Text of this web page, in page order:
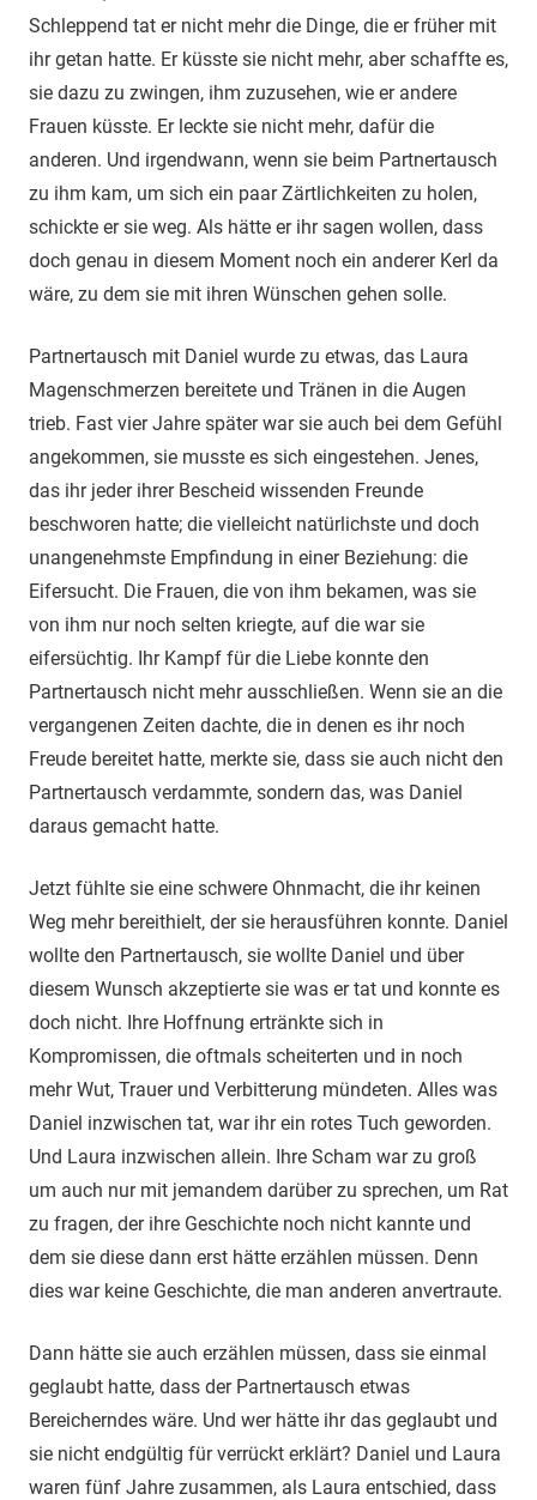
Schleppend tat er nicht mehr die Dinge, die er früher mit
ihr getan hatte. Er küsste sie nicht mehr, aber schaffte es,
sie dazu zu zwingen, ihm zuzusehen, wie er andere
Frauen küsste. Er leckte sie nicht mehr, dafür die
anderen. Und irgendwann, wenn sie beim Partnertausch
zu ihm kam, um sich ein paar Zärtlichkeiten zu holen,
schickte er sie weg. Als hätte er ihr sagen wollen, dass
doch genau in diesem Moment noch ein anderer Kerl da
wäre, zu dem sie mit ihren Wünschen gehen solle.
Partnertausch mit Daniel wurde zu etwas, das Laura
Magenschmerzen bereitete und Tränen in die Augen
trieb. Fast vier Jahre später war sie auch bei dem Gefühl
angekommen, sie musste es sich eingestehen. Jenes,
das ihr jeder ihrer Bescheid wissenden Freunde
beschworen hatte; die vielleicht natürlichste und doch
unangenehmste Empfindung in einer Beziehung: die
Eifersucht. Die Frauen, die von ihm bekamen, was sie
von ihm nur noch selten kriegte, auf die war sie
eifersüchtig. Ihr Kampf für die Liebe konnte den
Partnertausch nicht mehr ausschließen. Wenn sie an die
vergangenen Zeiten dachte, die in denen es ihr noch
Freude bereitet hatte, merkte sie, dass sie auch nicht den
Partnertausch verdammte, sondern das, was Daniel
daraus gemacht hatte.
Jetzt fühlte sie eine schwere Ohnmacht, die ihr keinen
Weg mehr bereithielt, der sie herausführen konnte. Daniel
wollte den Partnertausch, sie wollte Daniel und über
diesem Wunsch akzeptierte sie was er tat und konnte es
doch nicht. Ihre Hoffnung ertränkte sich in
Kompromissen, die oftmals scheiterten und in noch
mehr Wut, Trauer und Verbitterung mündeten. Alles was
Daniel inzwischen tat, war ihr ein rotes Tuch geworden.
Und Laura inzwischen allein. Ihre Scham war zu groß
um auch nur mit jemandem darüber zu sprechen, um Rat
zu fragen, der ihre Geschichte noch nicht kannte und
dem sie diese dann erst hätte erzählen müssen. Denn
dies war keine Geschichte, die man anderen anvertraute.
Dann hätte sie auch erzählen müssen, dass sie einmal
geglaubt hatte, dass der Partnertausch etwas
Bereicherndes wäre. Und wer hätte ihr das geglaubt und
sie nicht endgültig für verrückt erklärt? Daniel und Laura
waren fünf Jahre zusammen, als Laura entschied, dass